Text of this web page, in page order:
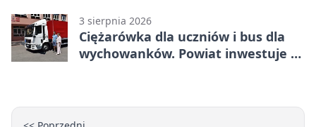
3 sierpnia 2026
Ciężarówka dla uczniów i bus dla
wychowanków. Powiat inwestuje w